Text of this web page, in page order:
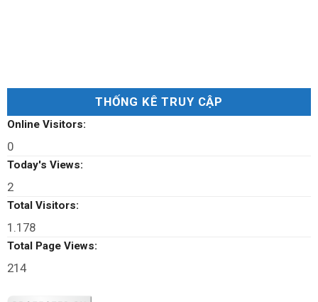
THỐNG KÊ TRUY CẬP
Online Visitors:
0
Today's Views:
2
Total Visitors:
1.178
Total Page Views:
214